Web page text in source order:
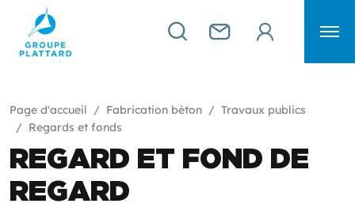
Page d'accueil Fabrication béton
Travaux publics
Regards et fonds
REGARD ET FOND DE
REGARD